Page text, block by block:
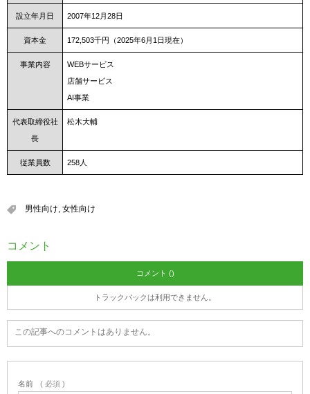
設立年月日 2007年12月28日
資本金 172,503千円（2025年6月1日現在）
事業内容
WEBサービス
店舗サービス
AI事業
代表取締役社
長
松木大輔
従業員数 258人
男性向け, 女性向け
コメント
コメント ()
トラックバックは利用できません。
この記事へのコメントはありません。
名前 ( 必須 )